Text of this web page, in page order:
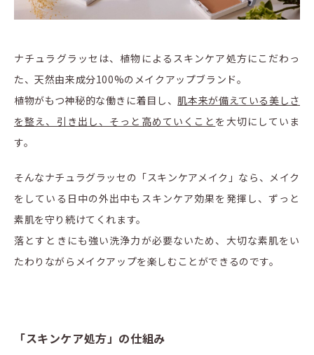
ナチュラグラッセは、植物によるスキンケア処方にこだわっ
た、天然由来成分100%のメイクアップブランド。
植物がもつ神秘的な働きに着目し、 肌本来が備えている美しさ
を整え、引き出し、そっと高めていくこと を大切にしていま
す。
そんなナチュラグラッセの「スキンケアメイク」なら、メイク
をしている日中の外出中もスキンケア効果を発揮し、ずっと
素肌を守り続けてくれます。
落とすときにも強い洗浄力が必要ないため、大切な素肌をい
たわりながらメイクアップを楽しむことができるのです。
「スキンケア処方」の仕組み